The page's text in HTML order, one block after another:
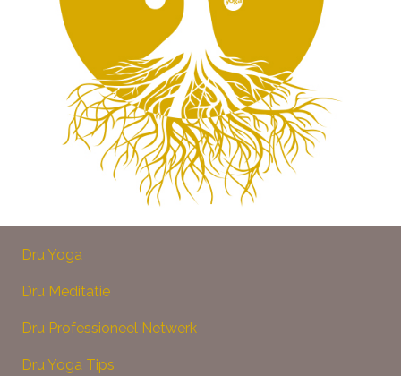
Dru Yoga
Dru Meditatie
Dru Professioneel Netwerk
Dru Yoga Tips